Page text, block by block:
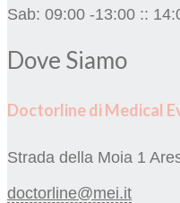
Sab: 09:00 -13:00 ::
Dove Siamo
Doctorline di Medical
Strada della Moia 1
doctorline@mei.it